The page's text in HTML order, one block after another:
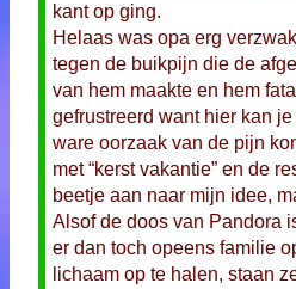
kant op ging.
Helaas was opa erg
tegen de buikpijn die de
van hem maakte en hem
gefrustreerd want hier kan
ware oorzaak van de pijn
met “kerst vakantie” en de
beetje aan naar mijn idee,
Alsof de doos van Pandora
er dan toch opeens familie
lichaam op te halen, staan